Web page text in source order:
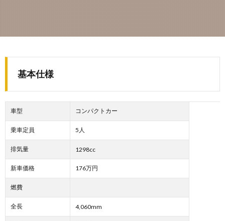
基本仕様
車型 コンパクトカー
乗車定員 5人
排気量 1298cc
新車価格 176万円
燃費
全長 4,060mm